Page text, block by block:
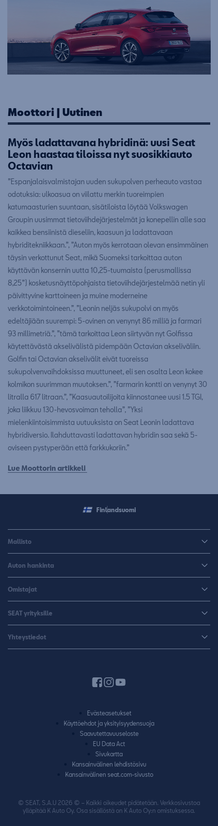
Moottori | Uutinen
Myös ladattavana hybridinä: uusi Seat
Leon haastaa tiloissa nyt suosikkiauto
Octavian
”Espanjalaisvalmistajan uuden sukupolven perheauto vastaa
odotuksia: ulkoasua on viilattu merkin tuoreimpien
katumaasturien suuntaan, sisätiloista löytää Volkswagen
Groupin uusimmat tietoviihdejärjestelmät ja konepellin alle saa
kaikkea bensiinistä dieseliin, kaasuun ja ladattavaan
hybriditekniikkaan.”, ”Auton myös kerrotaan olevan ensimmäinen
täysin verkottunut Seat, mikä Suomeksi tarkoittaa auton
käyttävän konsernin uutta 10,25-tuumaista (perusmallissa
8,25”) kosketusnäyttöpohjaista tietoviihdejärjestelmää netin yli
päivittyvine karttoineen ja muine moderneine
verkkotoimintoineen.”, ”Leonin neljäs sukupolvi on myös
edeltäjiään suurempi: 5-ovinen on venynyt 86 milliä ja farmari
93 millimetriä.”, ”tämä tarkoittaa Leon siirtyvän nyt Golfissa
käytettävästä akselivälistä pidempään Octavian akseliväliin.
Golfin tai Octavian akselivälit eivät tuoreissa
sukupolvenvaihdoksissa muuttuneet, eli sen osalta Leon kokee
kolmikon suurimman muutoksen.”, ”farmarin kontti on venynyt 30
litralla 617 litraan.”, ”Kaasuautoilijoita kiinnostanee uusi 1.5 TGI,
joka liikkuu 130-hevosvoiman teholla”, ”Yksi
mielenkiintoisimmista uutuuksista on Seat Leonin ladattava
hybridiversio. Ilahduttavasti ladattavan hybridin saa sekä 5-
oviseen pystyperään että farkkukoriin.”
Lue Moottorin artikkeli
Finlandsuomi
Mallisto
Leon
Leon Sportstourer
Sähköautot
CUPRA
Auton hankinta
Autoja nopeaan toimitukseen
K-Auto SEAT
Varaa koeajo
Hinnastot ja esitteet
Omistajat
Lisävarusteet ja tarvikkeet
Huolenpitosopimus
SEAT yrityksille
Huolto ja takuu
Yhteystiedot
Yhteydenottolomake
Evästeasetukset
Käyttöehdot ja yksityisyydensuoja
Saavutettavuuseloste
EU Data Act
Sivukartta
Kansainvälinen lehdistösivu
Kansainvälinen seat.com-sivusto
© SEAT, S.A.U 2026 © – Kaikki oikeudet pidätetään. Verkkosivustoa
ylläpitää K Auto Oy. Osa sisällöstä on K Auto Oy:n omistuksessa.